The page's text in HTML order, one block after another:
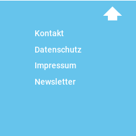
Kontakt
Datenschutz
Impressum
Newsletter